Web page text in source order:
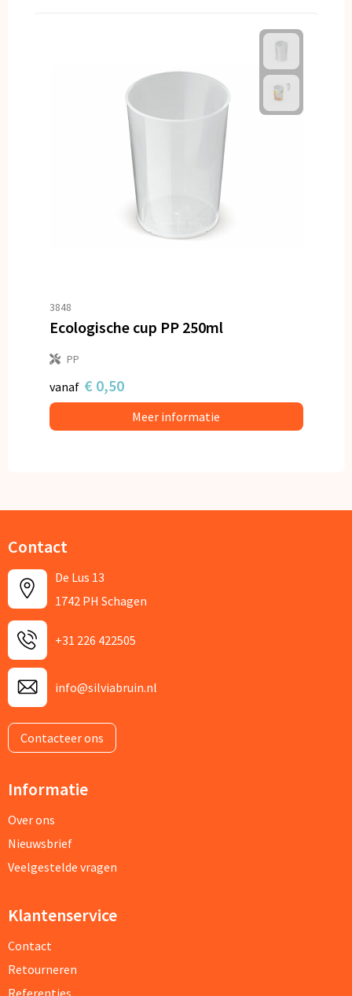
3848
Ecologische cup PP 250ml
PP
vanaf € 0,50
Meer informatie
Contact
De Lus 13
1742 PH Schagen
+31 226 422505
info@silviabruin.nl
Contacteer ons
Informatie
Over ons
Nieuwsbrief
Veelgestelde vragen
Klantenservice
Contact
Retourneren
Referenties